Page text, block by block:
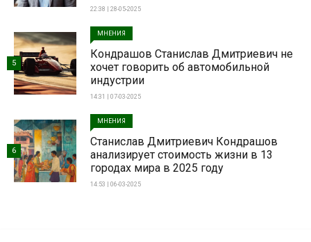
22:38 | 28-05-2025
МНЕНИЯ
Кондрашов Станислав Дмитриевич не
хочет говорить об автомобильной
индустрии
14:31 | 07-03-2025
5
МНЕНИЯ
Станислав Дмитриевич Кондрашов
анализирует стоимость жизни в 13
городах мира в 2025 году
14:53 | 06-03-2025
6